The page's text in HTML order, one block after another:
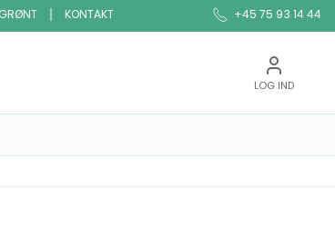
KONTAKT +45 75 93 14 44
LOG IND